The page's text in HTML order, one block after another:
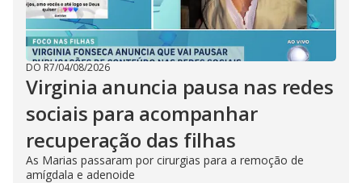
DO R7/04/08/2026
Virginia anuncia pausa nas redes
sociais para acompanhar
recuperação das filhas
As Marias passaram por cirurgias para a remoção de
amígdala e adenoide